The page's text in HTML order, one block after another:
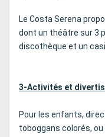
Le Costa Serena
dont un théâtre sur 3
discothèque et un
3-Activités et
Pour les enfants,
toboggans colorés,